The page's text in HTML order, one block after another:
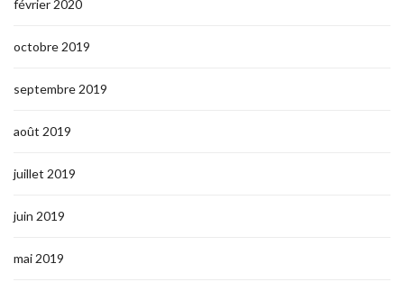
février 2020
octobre 2019
septembre 2019
août 2019
juillet 2019
juin 2019
mai 2019